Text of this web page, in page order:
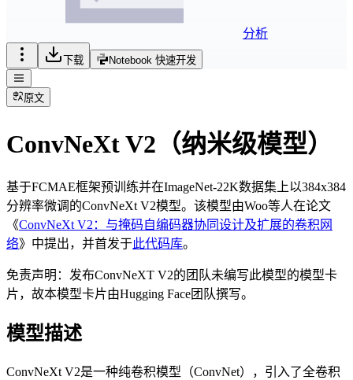
分析
下载 Notebook 快速开发
原文
ConvNeXt V2（纳米级模型）
基于FCMAE框架预训练并在ImageNet-22K数据集上以384x384
分辨率微调的ConvNeXt V2模型。该模型由Woo等人在论文
《ConvNeXt V2：与掩码自编码器协同设计及扩展的卷积网
络》中提出，并首发于此代码库。
免责声明：发布ConvNeXT V2的团队未编写此模型的模型卡
片，故本模型卡片由Hugging Face团队撰写。
模型描述
ConvNeXt V2是一种纯卷积模型（ConvNet），引入了全卷积